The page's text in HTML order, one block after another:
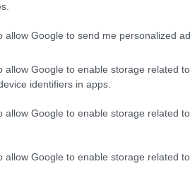
allow Google to send me personalized
allow Google to enable storage related
identifiers in apps.
allow Google to enable storage related
allow Google to enable storage related
nella sezione
Sardegna